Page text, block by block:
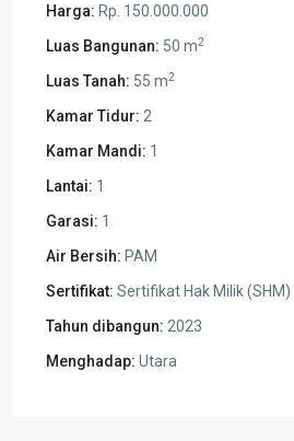
Harga: Rp. 150.000.000
Luas Bangunan: 50 m2
Luas Tanah: 55 m2
Kamar Tidur: 2
Kamar Mandi: 1
Lantai: 1
Garasi: 1
Air Bersih: PAM
Sertifikat: Sertifikat Hak Milik (SHM)
Tahun dibangun: 2023
Menghadap: Utara